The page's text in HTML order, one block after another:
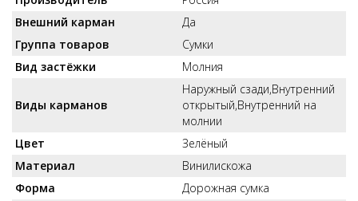
Внешний карман
Да
Группа товаров
Сумки
Вид застёжки
Молния
Виды карманов
Наружный сзади,Внутренний
открытый,Внутренний на
молнии
Цвет
Зелёный
Материал
Винилискожа
Форма
Дорожная сумка